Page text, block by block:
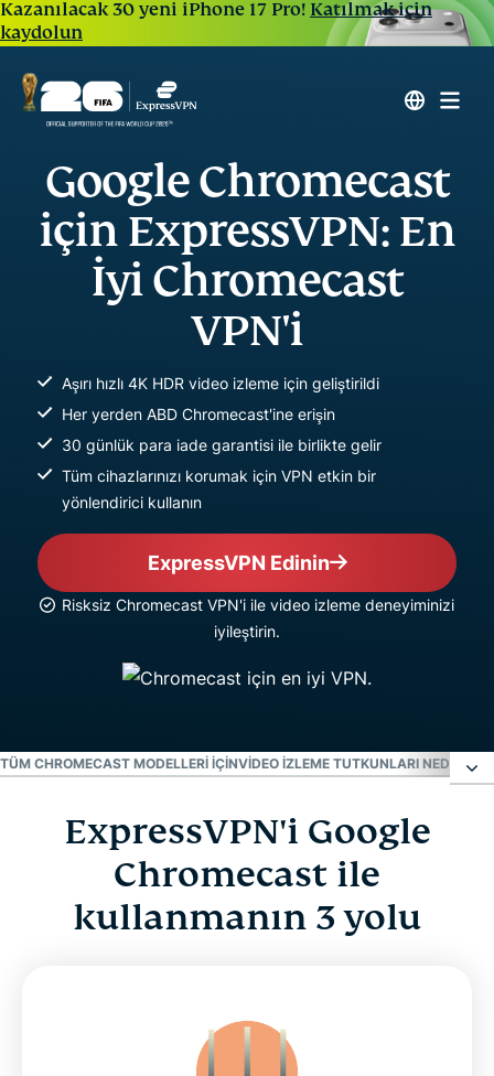
Kazanılacak 30 yeni iPhone 17 Pro! Katılmak için
kaydolun
Google Chromecast
için ExpressVPN: En
İyi Chromecast
VPN'i
Aşırı hızlı 4K HDR video izleme için geliştirildi
Her yerden ABD Chromecast'ine erişin
30 günlük para iade garantisi ile birlikte gelir
Tüm cihazlarınızı korumak için VPN etkin bir
yönlendirici kullanın
ExpressVPN Edinin
Risksiz Chromecast VPN'i ile video izleme deneyiminizi
iyileştirin.
TÜM CHROMECAST MODELLERI IÇINVIDEO IZLEME TUTKUNLARI NEDEN
ExpressVPN'i Google Chromecast ile kullanmanın
Video: Chromecast için yönlendirici ile ExpressVPN
Tüm Chromecast modelleri için
ExpressVPN'i Google
Chromecast ile
kullanmanın 3 yolu